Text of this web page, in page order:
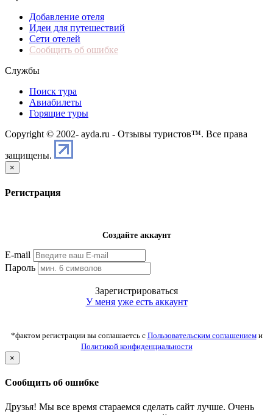
Добавление отеля
Идеи для путешествий
Сети отелей
Сообщить об ошибке
Службы
Поиск тура
Авиабилеты
Горящие туры
Copyright © 2002- ayda.ru - Отзывы туристов™. Все права
защищены.
×
Регистрация
Создайте аккаунт
E-mail
Пароль
Зарегистрироваться
У меня уже есть аккаунт
*фактом регистрации вы соглашаетсь с Пользовательским соглашениеми
Политикой конфиденциальности
×
Сообщить об ошибке
Друзья! Мы все время стараемся сделать сайт лучше. Очень